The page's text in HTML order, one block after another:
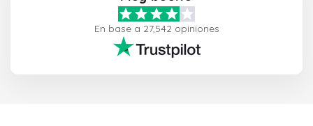
En base a 27,542 opiniones